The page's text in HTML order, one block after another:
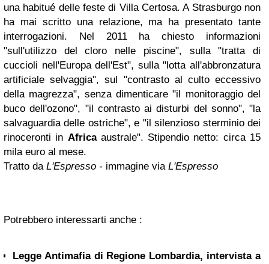
una habitué delle feste di Villa Certosa. A Strasburgo non
ha mai scritto una relazione, ma ha presentato tante
interrogazioni. Nel 2011 ha chiesto informazioni
"sull'utilizzo del cloro nelle piscine", sulla "tratta di
cuccioli nell'Europa dell'Est", sulla "lotta all'abbronzatura
artificiale selvaggia", sul "contrasto al culto eccessivo
della magrezza", senza dimenticare "il monitoraggio del
buco dell'ozono", "il contrasto ai disturbi del sonno", "la
salvaguardia delle ostriche", e "il silenzioso sterminio dei
rinoceronti in Africaaustrale". Stipendio netto: circa 15
mila euro al mese.
Tratto da L'Espresso - immagine via L'Espresso
Potrebbero interessarti anche :
Legge Antimafia di Regione Lombardia, intervista a